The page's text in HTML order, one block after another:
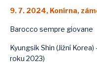
9. 7. 2024, Konírna,
Barocco sempre giovane
Kyungsik Shin (Jižní
roku 2023)